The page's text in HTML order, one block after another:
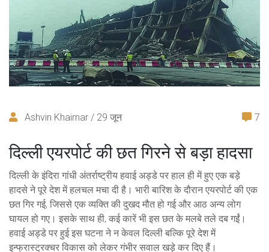
Ashvin Khairnar / 29 जून 7
दिल्ली एयरपोर्ट की छत गिरने से बड़ा हादसा
दिल्ली के इंदिरा गांधी अंतर्राष्ट्रीय हवाई अड्डे पर हाल ही में हुए एक बड़े
हादसे ने पूरे देश में हलचल मचा दी है। भारी बारिश के दौरान एयरपोर्ट की एक
छत गिर गई, जिससे एक व्यक्ति की दुखद मौत हो गई और आठ अन्य लोग
घायल हो गए। इसके साथ ही, कई कारें भी इस छत के मलबे तले दब गईं।
हवाई अड्डे पर हुई इस घटना ने न केवल दिल्ली बल्कि पूरे देश में
इन्फ्रास्ट्रक्चर विकास को लेकर गंभीर सवाल खड़े कर दिए हैं।